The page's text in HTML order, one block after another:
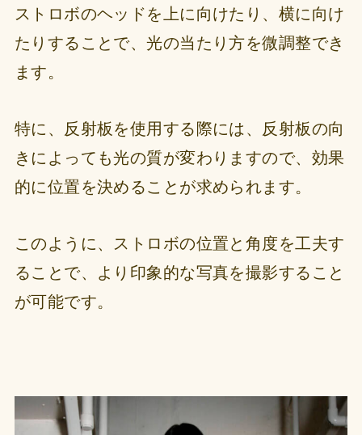
ストロボのヘッドを上に向けたり、横に向け
たりすることで、光の当たり方を微調整でき
ます。
特に、反射板を使用する際には、反射板の向
きによっても光の質が変わりますので、効果
的に位置を決めることが求められます。
このように、ストロボの位置と角度を工夫す
ることで、より印象的な写真を撮影すること
が可能です。